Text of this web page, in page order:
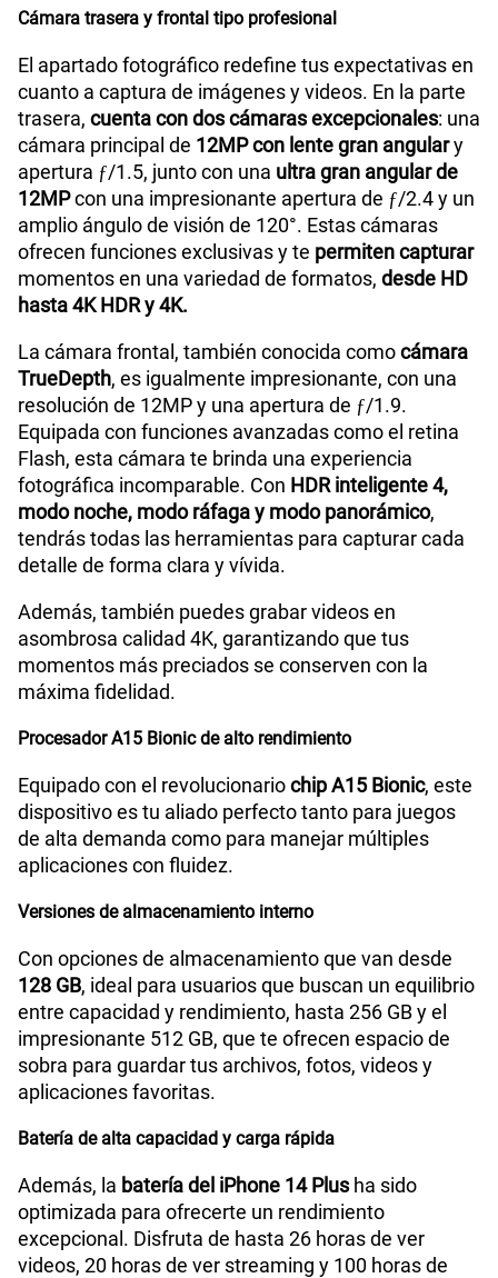
Cámara trasera y frontal tipo profesional
El apartado fotográfico redefine tus expectativas en
cuanto a captura de imágenes y videos. En la parte
trasera, cuenta con dos cámaras excepcionales: una
cámara principal de 12MP con lente gran angulary
apertura ƒ/1.5, junto con una ultra gran angular de
12MPcon una impresionante apertura de ƒ/2.4 y un
amplio ángulo de visión de 120°. Estas cámaras
ofrecen funciones exclusivas y te permiten capturar
momentos en una variedad de formatos, desde HD
hasta 4K HDR y 4K.
La cámara frontal, también conocida comocámara
TrueDepth, es igualmente impresionante, con una
resolución de 12MP y una apertura de ƒ/1.9.
Equipada con funciones avanzadas como el retina
Flash, esta cámara te brinda una experiencia
fotográfica incomparable. Con HDR inteligente 4,
modo noche, modo ráfaga y modo panorámico,
tendrás todas las herramientas para capturar cada
detalle de forma clara y vívida.
Además, también puedes grabar videos en
asombrosa calidad 4K, garantizando que tus
momentos más preciados se conserven con la
máxima fidelidad.
Procesador A15 Bionic de alto rendimiento
Equipado con el revolucionariochip A15 Bionic, este
dispositivo es tu aliado perfecto tanto para juegos
de alta demanda como para manejar múltiples
aplicaciones con fluidez.
Versiones de almacenamiento interno
Con opciones de almacenamiento que van desde
128 GB, ideal para usuarios que buscan un equilibrio
entre capacidad y rendimiento, hasta 256 GBy el
impresionante 512 GB, que te ofrecen espacio de
sobra para guardar tus archivos, fotos, videos y
aplicaciones favoritas.
Batería de alta capacidad y carga rápida
Además, la batería del iPhone 14 Plusha sido
optimizada para ofrecerte un rendimiento
excepcional. Disfruta de hasta 26 horas de ver
videos, 20 horas de ver streaming y 100 horas de